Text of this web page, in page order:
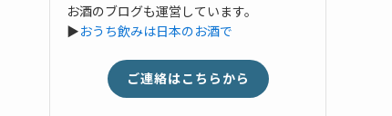
お酒のブログも運営しています。
▶おうち飲みは日本のお酒で
ご連絡はこちらから